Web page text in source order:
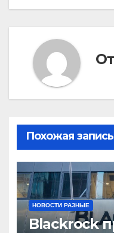
От
Похожая запись
НОВОСТИ РАЗНЫЕ
Blackrock